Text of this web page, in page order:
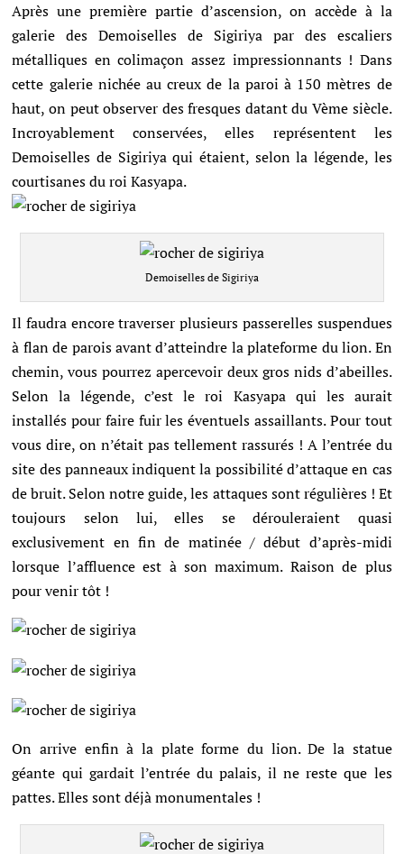
Après une première partie d’ascension, on accède à la
galerie des Demoiselles de Sigiriya par des escaliers
métalliques en colimaçon assez impressionnants ! Dans
cette galerie nichée au creux de la paroi à 150 mètres de
haut, on peut observer des fresques datant du Vème siècle.
Incroyablement conservées, elles représentent les
Demoiselles de Sigiriya qui étaient, selon la légende, les
courtisanes du roi Kasyapa.
Demoiselles de Sigiriya
Il faudra encore traverser plusieurs passerelles suspendues
à flan de parois avant d’atteindre la plateforme du lion. En
chemin, vous pourrez apercevoir deux gros nids d’abeilles.
Selon la légende, c’est le roi Kasyapa qui les aurait
installés pour faire fuir les éventuels assaillants. Pour tout
vous dire, on n’était pas tellement rassurés ! A l’entrée du
site des panneaux indiquent la possibilité d’attaque en cas
de bruit. Selon notre guide, les attaques sont régulières ! Et
toujours selon lui, elles se dérouleraient quasi
exclusivement en fin de matinée / début d’après-midi
lorsque l’affluence est à son maximum. Raison de plus
pour venir tôt !
On arrive enfin à la plate forme du lion. De la statue
géante qui gardait l’entrée du palais, il ne reste que les
pattes. Elles sont déjà monumentales !